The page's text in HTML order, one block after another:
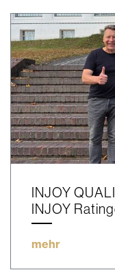
INJOY
INJOY
mehr